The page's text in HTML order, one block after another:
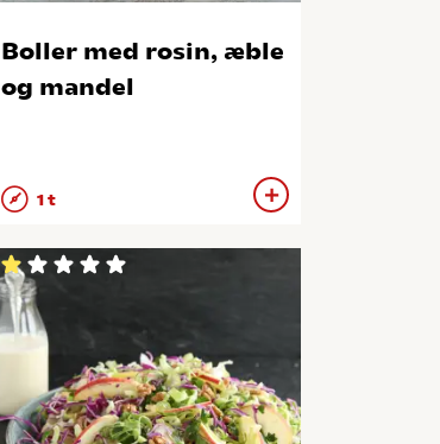
Boller med rosin, æble
og mandel
1 t